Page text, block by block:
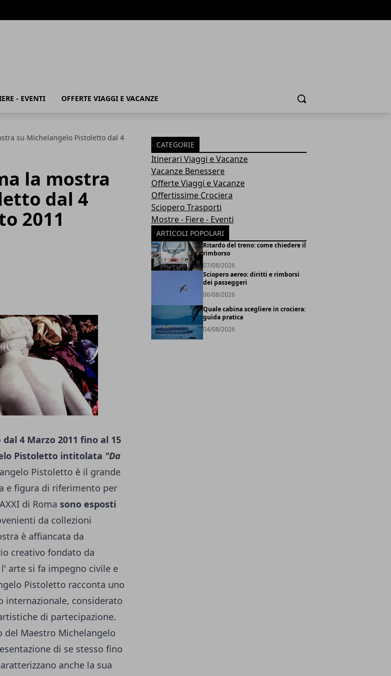
- EVENTI OFFERTE VIAGGI E VACANZE Cerca
su Michelangelo Pistoletto dal 4
la mostra
dal 4
2011
dal 4 Marzo 2011 fino al 15
Pistoletto intitolata "Da
Pistoletto è il grande
e figura di riferimento per
di Roma sono esposti
da collezioni
è affiancata da
creativo fondato da
arte si fa impegno civile e
Pistoletto racconta uno
considerato
di partecipazione.
Maestro Michelangelo
di se stesso fino
anche la sua
CATEGORIE
Itinerari Viaggi e Vacanze
Vacanze Benessere
Offerte Viaggi e Vacanze
Offertissime Crociera
Sciopero Trasporti
Mostre - Fiere - Eventi
ARTICOLI POPOLARI
Ritardo del treno: come chiedere il
rimborso
07/08/2026
Sciopero aereo: diritti e rimborsi
dei passeggeri
06/08/2026
Quale cabina scegliere in crociera:
guida pratica
04/08/2026